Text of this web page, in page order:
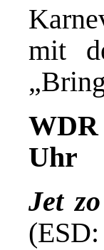
mit
WDR
Uhr
Jet